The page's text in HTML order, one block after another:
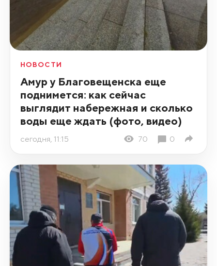
НОВОСТИ
Амур у Благовещенска еще
поднимется: как сейчас
выглядит набережная и сколько
воды еще ждать (фото, видео)
сегодня, 11:15 70 0